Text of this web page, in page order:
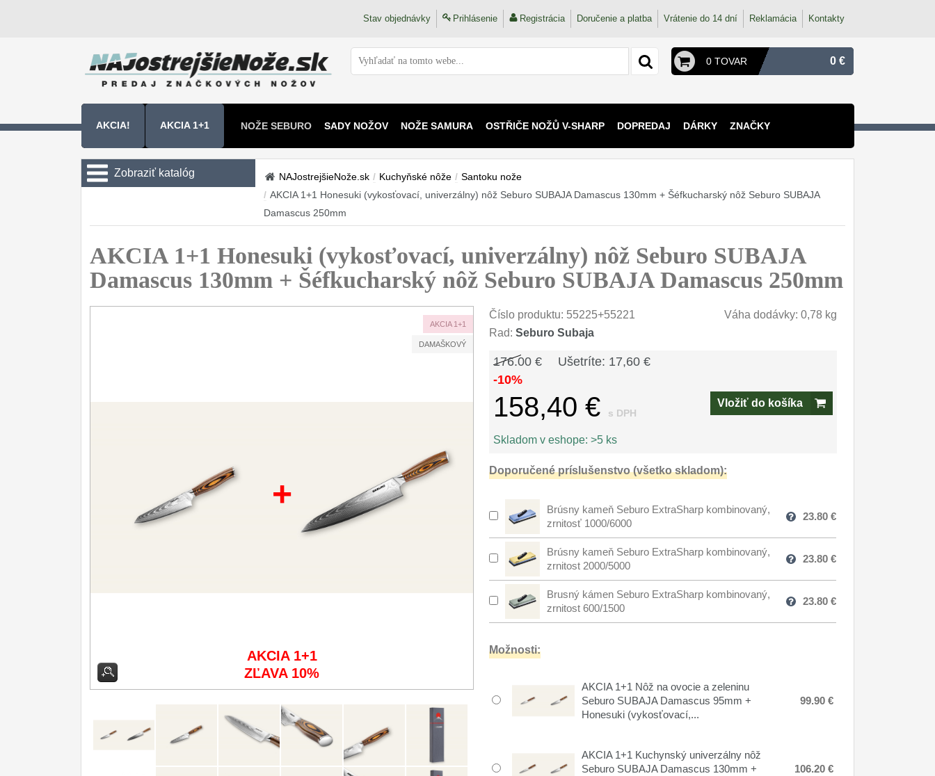
Stav objednávky Prihlásenie Registrácia Doručenie a platba Vrátenie do 14 dní Reklamácia Kontakty
0 TOVAR 0 €
AKCIA! AKCIA 1+1 NOŽE SEBURO SADY NOŽOV NOŽE SAMURA OSTŘIČE NOŽŮ V-SHARP DOPREDAJ DÁRKY ZNAČKY
Zobraziť katalóg
Sady nožov
Kuchařské nože 30
Univerzálny nože 50
Steakové nože 2
Plátkovací nože
Zavírací nože
Špeciálne nože
NAJostrejšieNože.sk / Kuchyňské nôže / Santoku nože
/ AKCIA 1+1 Honesuki (vykosťovací, univerzálny) nôž Seburo SUBAJA Damascus 130mm + Šéfkucharský nôž Seburo SUBAJA
Damascus 250mm
AKCIA 1+1 Honesuki (vykosťovací, univerzálny) nôž Seburo SUBAJA
Damascus 130mm + Šéfkucharský nôž Seburo SUBAJA Damascus 250mm
AKCIA 1+1
DAMAŠKOVÝ
+
AKCIA 1+1
ZĽAVA 10%
Číslo produktu: 55225+55221
Váha dodávky: 0,78 kg
Rad: Seburo Subaja
176.00 € Ušetríte: 17,60 €
-10%
158,40 € s DPH
Vložiť do košíka
Skladom v eshope: >5 ks
Doporučené príslušenstvo (všetko skladom):
Brúsny kameň Seburo ExtraSharp kombinovaný,
zrnitosť 1000/6000
23.80 €
Brúsny kameň Seburo ExtraSharp kombinovaný,
zrnitost 2000/5000
23.80 €
Brusný kámen Seburo ExtraSharp kombinovaný,
zrnitost 600/1500
23.80 €
Možnosti:
AKCIA 1+1 Nôž na ovocie a zeleninu
Seburo SUBAJA Damascus 95mm +
Honesuki (vykosťovací,...
99.90 €
AKCIA 1+1 Kuchynský univerzálny nôž
Seburo SUBAJA Damascus 130mm +
106.20 €